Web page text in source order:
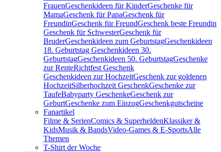
FrauenGeschenkideen für KinderGeschenke für
MamaGeschenk für PapaGeschenk für
FreundinGeschenk für FreundGeschenk beste Freundin
Geschenk für SchwesterGeschenk für
BruderGeschenkideen zum GeburtstagGeschenkideen
18. Geburtstag Geschenkideen 30.
GeburtstagGeschenkideen 50. GeburtstagGeschenke
zur RenteRichtfest Geschenk
Geschenkideen zur HochzeitGeschenk zur goldenen
HochzeitSilberhochzeit GeschenkGeschenke zur
TaufeBabyparty GeschenkeGeschenk zur
GeburtGeschenke zum EinzugGeschenkgutscheine
Fanartikel
Filme & SerienComics & SuperheldenKlassiker &
KidsMusik & BandsVideo-Games & E-SportsAlle
Themen
T-Shirt der Woche